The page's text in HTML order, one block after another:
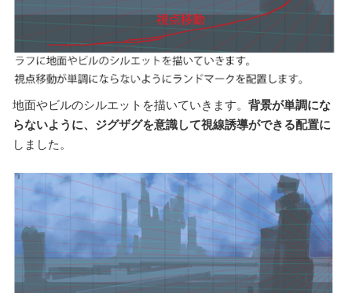
地面やビルのシルエットを描いていきます。 背景が単調にな
らないように、ジグザグを意識して視線誘導ができる配置に
しました。